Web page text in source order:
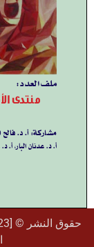
حقوق النشر © [2023]